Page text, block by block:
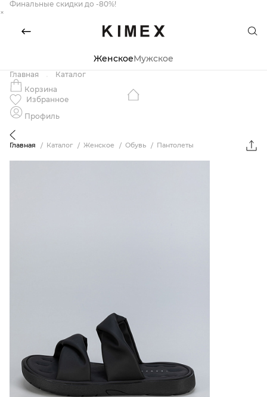
Финальные скидки до -80%!
×
ЖенскоеМужское
Главная
Каталог
Корзина
Избранное
Профиль
Главная Каталог Женское Обувь Пантолеты